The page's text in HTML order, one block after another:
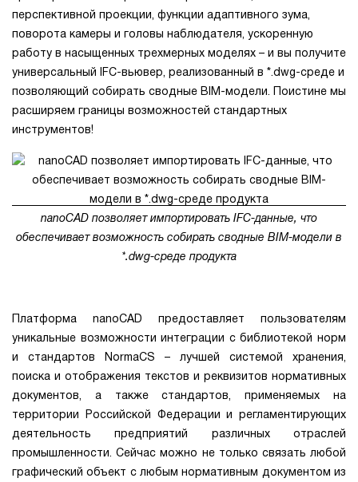
перспективной проекции, функции адаптивного зума,
поворота камеры и головы наблюдателя, ускоренную
работу в насыщенных трехмерных моделях – и вы получите
универсальный IFC-вьювер, реализованный в *.dwg-среде и
позволяющий собирать сводные BIM-модели. Поистине мы
расширяем границы возможностей стандартных
инструментов!
nanoCAD позволяет импортировать IFC-данные, что
обеспечивает возможность собирать сводные BIM-модели в
*.dwg-среде продукта
Платформа nanoCAD предоставляет пользователям
уникальные возможности интеграции с библиотекой норм
и стандартов NormaCS – лучшей системой хранения,
поиска и отображения текстов и реквизитов нормативных
документов, а также стандартов, применяемых на
территории Российской Федерации и регламентирующих
деятельность предприятий различных отраслей
промышленности. Сейчас можно не только связать любой
графический объект с любым нормативным документом из